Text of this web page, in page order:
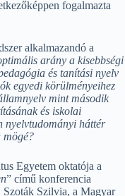
fogalmazta
alkalmazandó a
arány a kisebbségi
és tanítási nyelv
egyedi körülményeihez
mint második
és iskolai
nyelvtudományi háttér
mögé?
Egyetem oktatója a
” című konferencia
Szoták Szilvia, a Magyar